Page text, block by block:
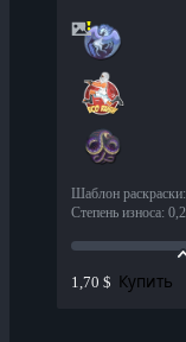
Шаблон раскраски:
Степень износа:
1,70 $ Купить